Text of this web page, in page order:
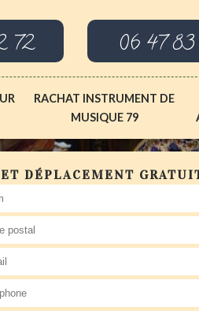
72 06 47
RACHAT INSTRUMENT DE
MUSIQUE 79
DÉPLACEMENT